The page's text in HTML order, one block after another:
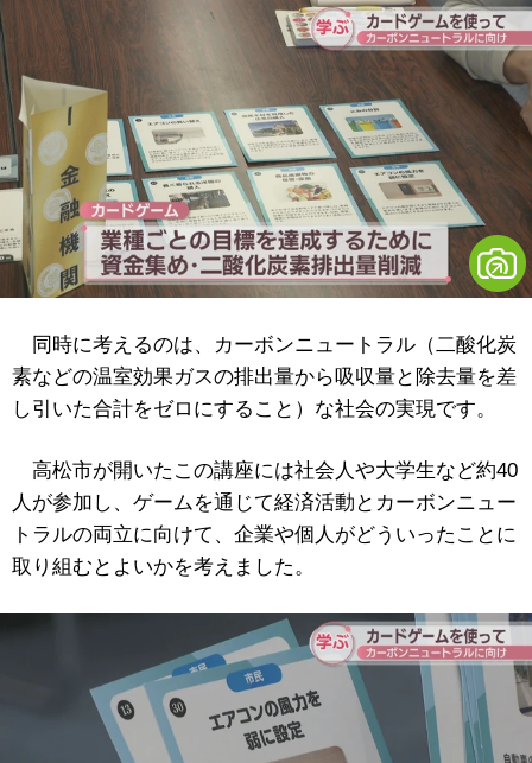
同時に考えるのは、カーボンニュートラル（二酸化炭
素などの温室効果ガスの排出量から吸収量と除去量を差
し引いた合計をゼロにすること） な社会の実現です。
高松市が開いたこの講座には社会人や大学生など約40
人が参加し、ゲームを通じて経済活動とカーボンニュー
トラルの両立に向けて、企業や個人がどういったことに
取り組むとよいかを考えました。